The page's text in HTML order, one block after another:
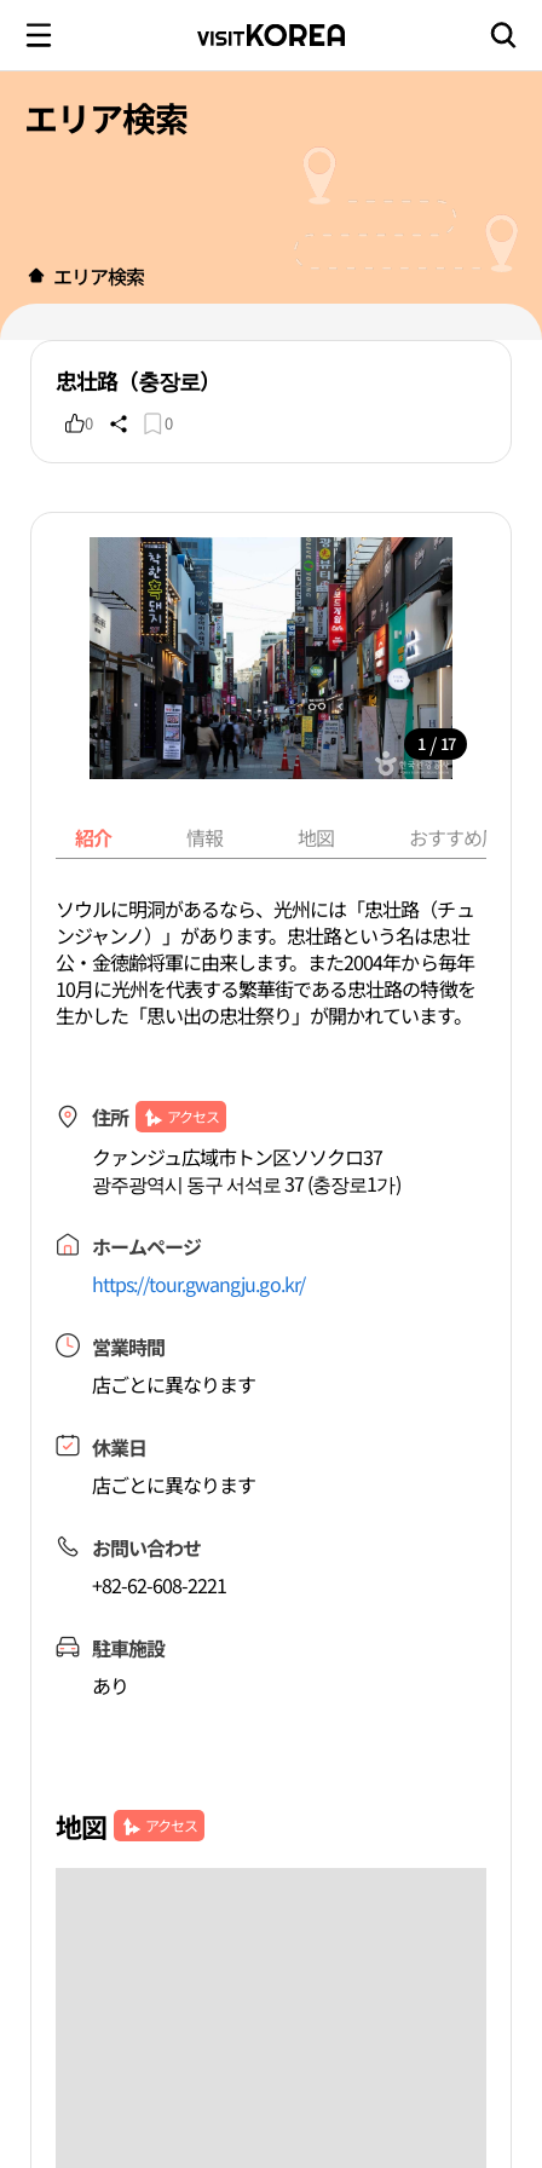
エリア検索
エリア検索
忠壮路（충장로）
0 0
1 / 17
紹介 情報 地図 おすすめ周辺
ソウルに明洞があるなら、光州には「忠壮路（チュ
ンジャンノ）」があります。忠壮路という名は忠壮
公・金徳齢将軍に由来します。また2004年から毎年
10月に光州を代表する繁華街である忠壮路の特徴を
生かした「思い出の忠壮祭り」が開かれています。
住所 アクセス
クァンジュ広域市トン区ソソクロ37
광주광역시 동구 서석로 37 (충장로1가)
ホームページ
https://tour.gwangju.go.kr/
営業時間
店ごとに異なります
休業日
店ごとに異なります
お問い合わせ
+82-62-608-2221
駐車施設
あり
地図 アクセス